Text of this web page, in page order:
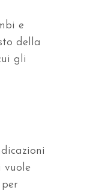
e
della
gli
vuole